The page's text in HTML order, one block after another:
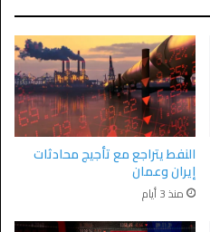
النفط يتراجع مع تأجيج محادثات
إيران وعمان
منذ 3 أيام